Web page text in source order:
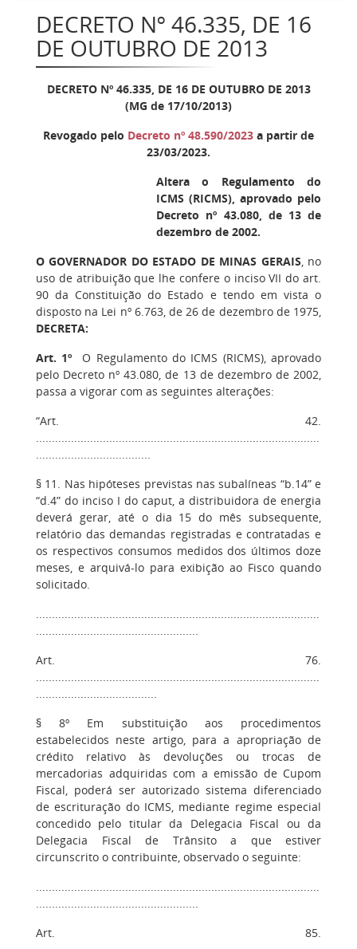
DECRETO Nº 46.335, DE 16
DE OUTUBRO DE 2013
DECRETO Nº 46.335, DE 16 DE OUTUBRO DE 2013
(MG de 17/10/2013)
Revogado pelo Decreto nº 48.590/2023 a partir de
23/03/2023.
Altera o Regulamento do
ICMS (RICMS), aprovado pelo
Decreto nº 43.080, de 13 de
dezembro de 2002.
O GOVERNADOR DO ESTADO DE MINAS GERAIS, no
uso de atribuição que lhe confere o inciso VII do art.
90 da Constituição do Estado e tendo em vista o
disposto na Lei nº 6.763, de 26 de dezembro de 1975,
DECRETA:
Art. 1º O Regulamento do ICMS (RICMS), aprovado
pelo Decreto nº 43.080, de 13 de dezembro de 2002,
passa a vigorar com as seguintes alterações:
“Art. 42.
.........................................................................................
....................................
§ 11. Nas hipóteses previstas nas subalíneas “b.14” e
“d.4” do inciso I do caput, a distribuidora de energia
deverá gerar, até o dia 15 do mês subsequente,
relatório das demandas registradas e contratadas e
os respectivos consumos medidos dos últimos doze
meses, e arquivá-lo para exibição ao Fisco quando
solicitado.
.........................................................................................
...................................................
Art. 76.
.........................................................................................
......................................
§ 8º Em substituição aos procedimentos
estabelecidos neste artigo, para a apropriação de
crédito relativo às devoluções ou trocas de
mercadorias adquiridas com a emissão de Cupom
Fiscal, poderá ser autorizado sistema diferenciado
de escrituração do ICMS, mediante regime especial
concedido pelo titular da Delegacia Fiscal ou da
Delegacia Fiscal de Trânsito a que estiver
circunscrito o contribuinte, observado o seguinte:
.........................................................................................
...................................................
Art. 85.